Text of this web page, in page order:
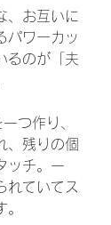
、お互いに
パワーカッ
るのが「夫
つ作り、
、残りの個
ッチ。一
れていてス